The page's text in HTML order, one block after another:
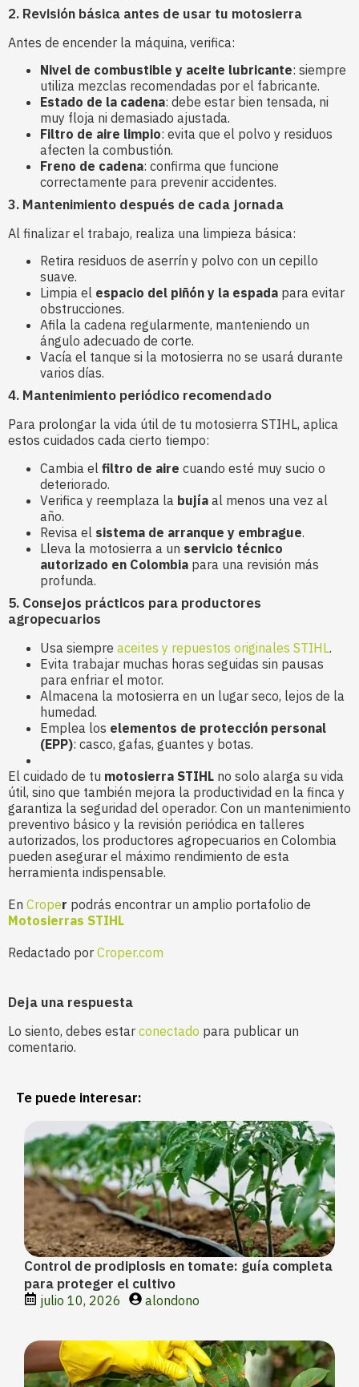
2. Revisión básica antes de usar tu motosierra
Antes de encender la máquina, verifica:
Nivel de combustible y aceite lubricante: siempre
utiliza mezclas recomendadas por el fabricante.
Estado de la cadena: debe estar bien tensada, ni
muy floja ni demasiado ajustada.
Filtro de aire limpio: evita que el polvo y residuos
afecten la combustión.
Freno de cadena: confirma que funcione
correctamente para prevenir accidentes.
3. Mantenimiento después de cada jornada
Al finalizar el trabajo, realiza una limpieza básica:
Retira residuos de aserrín y polvo con un cepillo
suave.
Limpia el espacio del piñón y la espada para evitar
obstrucciones.
Afila la cadena regularmente, manteniendo un
ángulo adecuado de corte.
Vacía el tanque si la motosierra no se usará durante
varios días.
4. Mantenimiento periódico recomendado
Para prolongar la vida útil de tu motosierra STIHL, aplica
estos cuidados cada cierto tiempo:
Cambia el filtro de aire cuando esté muy sucio o
deteriorado.
Verifica y reemplaza la bujía al menos una vez al
año.
Revisa el sistema de arranque y embrague.
Lleva la motosierra a un servicio técnico
autorizado en Colombia para una revisión más
profunda.
5. Consejos prácticos para productores
agropecuarios
Usa siempre aceites y repuestos originales STIHL.
Evita trabajar muchas horas seguidas sin pausas
para enfriar el motor.
Almacena la motosierra en un lugar seco, lejos de la
humedad.
Emplea los elementos de protección personal
(EPP): casco, gafas, guantes y botas.
El cuidado de tu motosierra STIHL no solo alarga su vida
útil, sino que también mejora la productividad en la finca y
garantiza la seguridad del operador. Con un mantenimiento
preventivo básico y la revisión periódica en talleres
autorizados, los productores agropecuarios en Colombia
pueden asegurar el máximo rendimiento de esta
herramienta indispensable.
En Croper podrás encontrar un amplio portafolio de
Motosierras STIHL
Redactado por Croper.com
Deja una respuesta
Lo siento, debes estar conectado para publicar un
comentario.
Te puede interesar:
Control de prodiplosis en tomate: guía completa
para proteger el cultivo
julio 10, 2026 alondono